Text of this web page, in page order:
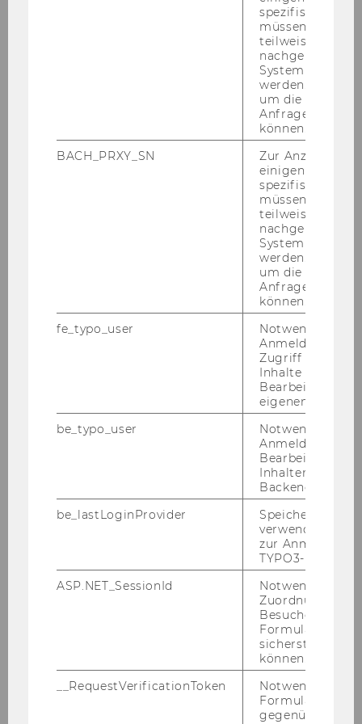
Due to the spread of SARS-​CoV-2, the Lin­dau
Mee­ting on Eco­no­mic Sci­en­ces and the in­ter­
Lin­dau Nobel Lau­rea­te Mee­
ting, also plan­ned for this sum­mer, were post­
po­ned to 2021. The Young Eco­no­mists will
meet Lau­rea­tes of the Sve­ri­ges Riks­bank Prize
in Eco­no­mic Sci­en­ces in Me­mo­ry of Al­fred
Nobel in Au­gust 2021. They will also be able to
par­ti­ci­pa­te in the On­line Sci­ence Days 2020
and the On­line Sci­a­thon this sum­mer.
Home
Research
spezifischen
müssen
teilweise von
nachgelagerten
System
werden.
um die Antwort
Anfrage
können.
BACH_PRXY_SN
Zur Anzeige von
einigen WU-
spezifischen
müssen
teilweise von
nachgelagerten
System
werden.
um die Antwort
Anfrage
können.
fe_typo_user
Notwendig für
Anmeldung und
Zugriff auf
Inhalte oder zur
Bearbeitung des
eigenen Profils.
be_typo_user
Notwendig für
Anmeldung und
Bearbeitung von
Inhalten im
Backend.
be_lastLoginProvider
Speichert die
verwendete
zur Anmeldung
TYPO3-Backend.
ASP.NET_SessionId
Notwendig, um
Zuordnung von
Besucher zu
sicherstellen zu
können.
__RequestVerificationToken
Notwendig, um
gegenüber